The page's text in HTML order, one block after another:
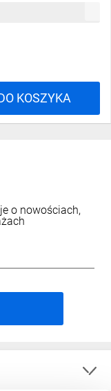
KOSZYKA
o nowościach,